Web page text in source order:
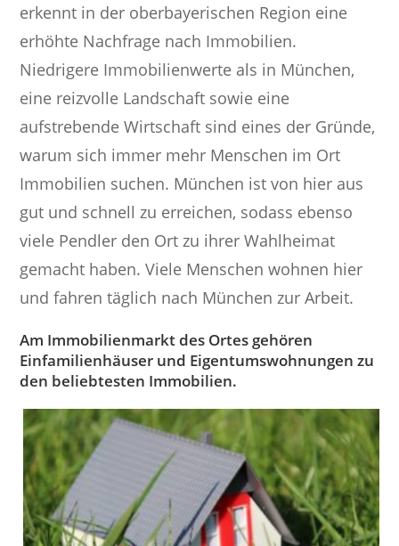
erkennt in der oberbayerischen Region eine
erhöhte Nachfrage nach Immobilien.
Niedrigere Immobilienwerte als in München,
eine reizvolle Landschaft sowie eine
aufstrebende Wirtschaft sind eines der Gründe,
warum sich immer mehr Menschen im Ort
Immobilien suchen. München ist von hier aus
gut und schnell zu erreichen, sodass ebenso
viele Pendler den Ort zu ihrer Wahlheimat
gemacht haben. Viele Menschen wohnen hier
und fahren täglich nach München zur Arbeit.
Am Immobilienmarkt des Ortes gehören
Einfamilienhäuser und Eigentumswohnungen zu
den beliebtesten Immobilien.